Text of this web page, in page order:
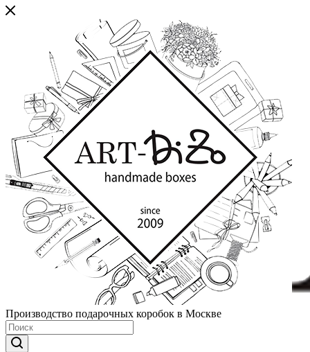
Производство подарочных коробок в Москве